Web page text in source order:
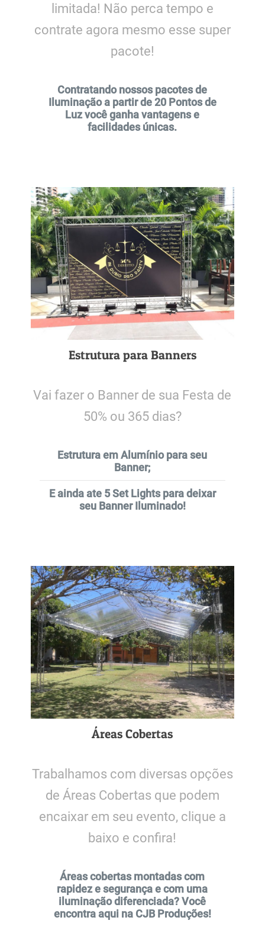
limitada! Não perca tempo e
contrate agora mesmo esse super
pacote!
Contratando nossos pacotes de
Iluminação a partir de 20 Pontos de
Luz você ganha vantagens e
facilidades únicas.
Estrutura para Banners
Vai fazer o Banner de sua Festa de
50% ou 365 dias?
Estrutura em Alumínio para seu
Banner;
E ainda ate 5 Set Lights para deixar
seu Banner Iluminado!
Áreas Cobertas
Trabalhamos com diversas opções
de Áreas Cobertas que podem
encaixar em seu evento, clique a
baixo e confira!
Áreas cobertas montadas com
rapidez e segurança e com uma
iluminação diferenciada? Você
encontra aqui na CJB Produções!